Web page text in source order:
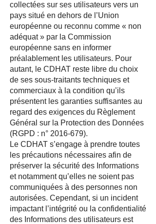
collectées sur ses utilisateurs vers un
pays situé en dehors de l’Union
européenne ou reconnu comme « non
adéquat » par la Commission
européenne sans en informer
préalablement les utilisateurs. Pour
autant, le CDHAT reste libre du choix
de ses sous-traitants techniques et
commerciaux à la condition qu’ils
présentent les garanties suffisantes au
regard des exigences du Règlement
Général sur la Protection des Données
(RGPD : n° 2016-679).
Le CDHAT s’engage à prendre toutes
les précautions nécessaires afin de
préserver la sécurité des Informations
et notamment qu’elles ne soient pas
communiquées à des personnes non
autorisées. Cependant, si un incident
impactant l’intégrité ou la confidentialité
des Informations des utilisateurs est